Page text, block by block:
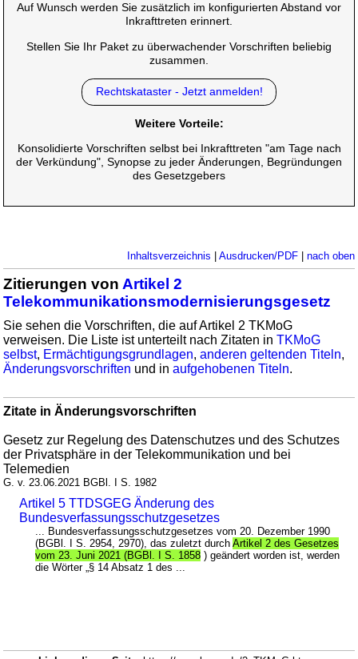
Auf Wunsch werden Sie zusätzlich im konfigurierten Abstand vor
Inkrafttreten erinnert.
Stellen Sie Ihr Paket zu überwachender Vorschriften beliebig
zusammen.
Rechtskataster - Jetzt anmelden!
Weitere Vorteile:
Konsolidierte Vorschriften selbst bei Inkrafttreten "am Tage nach
der Verkündung", Synopse zu jeder Änderungen, Begründungen
des Gesetzgebers
Inhaltsverzeichnis Ausdrucken/PDF| nach oben
Zitierungen von Artikel 2
Telekommunikationsmodernisierungsgesetz
Sie sehen die Vorschriften, die auf Artikel 2 TKMoG
verweisen. Die Liste ist unterteilt nach Zitaten inTKMoG
selbst, Ermächtigungsgrundlagen,anderen geltenden Titeln,
Änderungsvorschriften und inaufgehobenen Titeln.
Zitate in Änderungsvorschriften
Gesetz zur Regelung des Datenschutzes und des Schutzes
der Privatsphäre in der Telekommunikation und bei
Telemedien
G. v. 23.06.2021 BGBl. I S. 1982
Artikel 5 TTDSGEG Änderung des
Bundesverfassungsschutzgesetzes
... Bundesverfassungsschutzgesetzes vom 20. Dezember 1990
(BGBl. I S. 2954, 2970), das zuletzt durchArtikel 2 des Gesetzes
vom 23. Juni 2021 (BGBl. I S. 1858 ) geändert worden ist, werden
die Wörter „§ 14 Absatz 1 des ...